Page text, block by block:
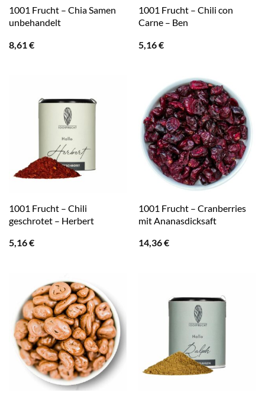
1001 Frucht – Chia Samen
unbehandelt
8,61€
1001 Frucht – Chili con
Carne – Ben
5,16€
1001 Frucht – Chili
geschrotet – Herbert
5,16€
1001 Frucht – Cranberries
mit Ananasdicksaft
14,36€